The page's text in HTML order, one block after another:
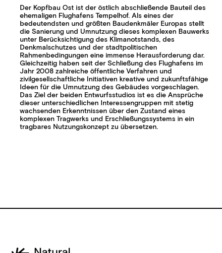
Der Kopfbau Ost ist der östlich abschließende Bauteil des
ehemaligen Flughafens Tempelhof. Als eines der
bedeutendsten und größten Baudenkmäler Europas stellt
die Sanierung und Umnutzung dieses komplexen Bauwerks
unter Berücksichtigung des Klimanotstands, des
Denkmalschutzes und der stadtpolitischen
Rahmenbedingungen eine immense Herausforderung dar.
Gleichzeitig haben seit der Schließung des Flughafens im
Jahr 2008 zahlreiche öffentliche Verfahren und
zivilgesellschaftliche Initiativen kreative und zukunftsfähige
Ideen für die Umnutzung des Gebäudes vorgeschlagen.
Das Ziel der beiden Entwurfsstudios ist es die Ansprüche
dieser unterschiedlichen Interessengruppen mit stetig
wachsenden Erkenntnissen über den Zustand eines
komplexen Tragwerks und Erschließungssystems in ein
tragbares Nutzungskonzept zu übersetzen.